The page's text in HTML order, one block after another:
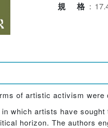
規格 ：
of artistic activism
which artists have
horizon. The authors